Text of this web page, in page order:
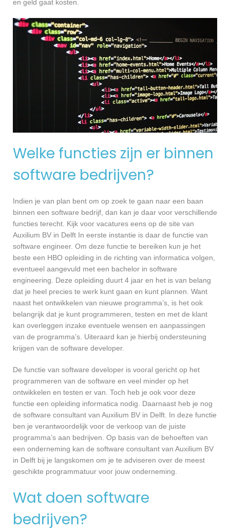
en geld gaat kosten.
Welke functies zijn er binnen
software bedrijven?
Indien je van plan bent om op zoek te gaan naar een baan
binnen een software bedrijf, dan kan je daar voor verschillende
functies terecht. Kijk voor vacatures eens op de site van
Auxilium BV in Delft In eerste instantie is daar de functie van
software engineer. Om deze functie te bereiken kun je het
beste een HBO opleiding in de richting van informatica volgen,
eventueel aangevuld met een bachelor in software
engineering. Deze opleiding duurt 4 jaar en het is van belang
dat je heel precies te werk kunt gaan en kunt plannen. Want
naast het ontwikkelen van nieuwe programma’s, is het ook
belangrijk dat je kunt programmeren, testen en met de klant
kan overleggen inzake eventuele wensen en aanpassingen
van de programma’s. Uiteraard kan je hierbij ondersteuning
krijgen van de software developer.
De functie van software developer is vooral gericht op het
programmeren van de software en veel minder op het
ontwikkelen en testen er van. Toch heb je ook voor deze
functie een opleiding informatica nodig. Daarnaast heb je nog
de software consultant van Auxilium BV in Delft. In deze functie
ben je verantwoordelijk voor de verkoop van de juiste
programma’s aan bedrijven. Op basis van de behoeften van
een onderneming kan de software consultant van Auxilium BV
in Delft bij je langskomen om je te adviseren over de meest
geschikte programmatuur voor jouw onderneming.
Wat doen software
bedrijven?